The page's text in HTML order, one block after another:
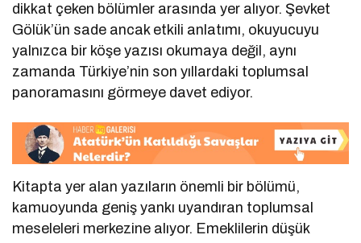
dikkat çeken bölümler arasında yer alıyor. Şevket
Gölük’ün sade ancak etkili anlatımı, okuyucuyu
yalnızca bir köşe yazısı okumaya değil, aynı
zamanda Türkiye’nin son yıllardaki toplumsal
panoramasını görmeye davet ediyor.
Kitapta yer alan yazıların önemli bir bölümü,
kamuoyunda geniş yankı uyandıran toplumsal
meseleleri merkezine alıyor. Emeklilerin düşük